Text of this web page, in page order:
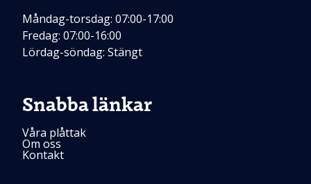
Måndag-torsdag: 07:00-17:00
Fredag: 07:00-16:00
Lördag-söndag: Stängt
Snabba länkar
Våra plåttak
Om oss
Kontakt